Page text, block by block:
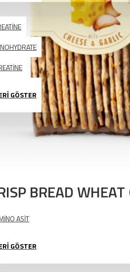
GÖSTER
ASİT
GÖSTER
BREAD WHEAT